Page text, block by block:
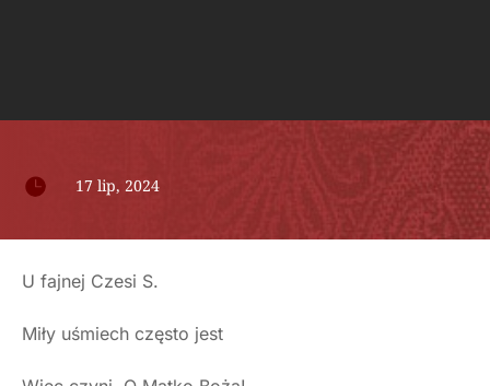
 17 lip, 2024
U fajnej Czesi S.
Miły uśmiech często jest